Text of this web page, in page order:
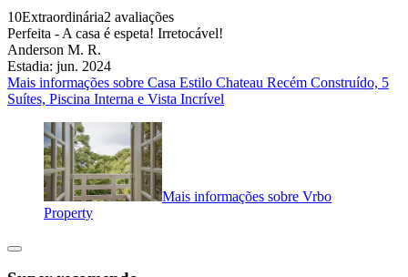
10Extraordinária2 avaliações
Perfeita - A casa é espeta! Irretocável!
Anderson M. R.
Estadia: jun. 2024
Mais informações sobre Casa Estilo Chateau Recém Construído, 5
Suítes, Piscina Interna e Vista Incrível
Mais informações sobre Vrbo
Property